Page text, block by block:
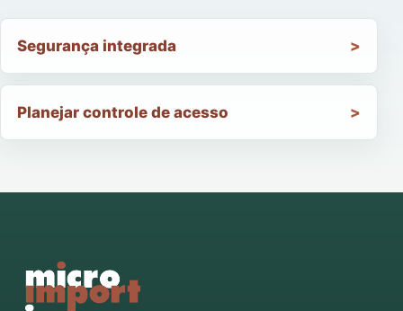
Segurança integrada
Planejar controle de acesso